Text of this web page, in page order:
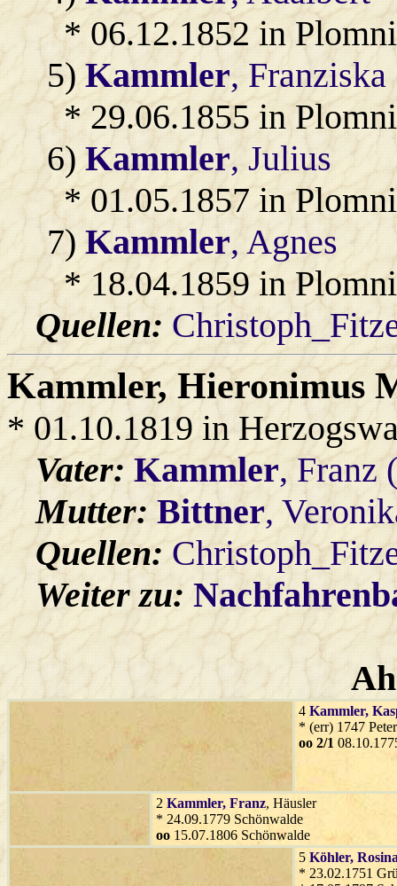
* 06.12.1852 in
5)Kammler, Franziska
* 29.06.1855 in
6)Kammler, Julius
* 01.05.1857 in
7)Kammler, Agnes
* 18.04.1859 in
Quellen:
Kammler, Hieronimus
* 01.10.1819 in
Vater:Kammler, Franz
Mutter:Bittner,
Quellen:
Weiter zu:
4 Kammler,
* (err) 1747
oo 2/1
2 Kammler, Franz, Häusler
* 24.09.1779 Schönwalde
oo 15.07.1806 Schönwalde
5 Köhler,
* 23.02.1751